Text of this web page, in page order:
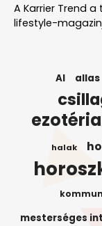
A Karrier Trend
lifestyle-
AI allas
ezotéria
halak
mesterséges